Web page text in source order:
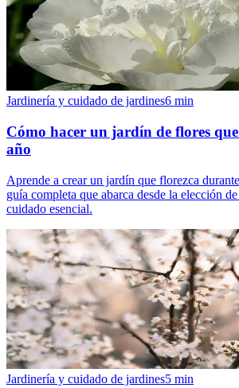
Jardinería y cuidado de jardines6 min
Cómo hacer un jardín de flores
año
Aprende a crear un jardín que florezca
guía completa que abarca desde la elección
cuidado esencial.
Jardinería y cuidado de jardines5 min